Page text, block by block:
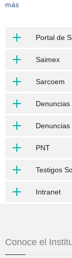
más
Portal de
Saimex
Sarcoem
PNT
Testigos
Intranet
Conoce el